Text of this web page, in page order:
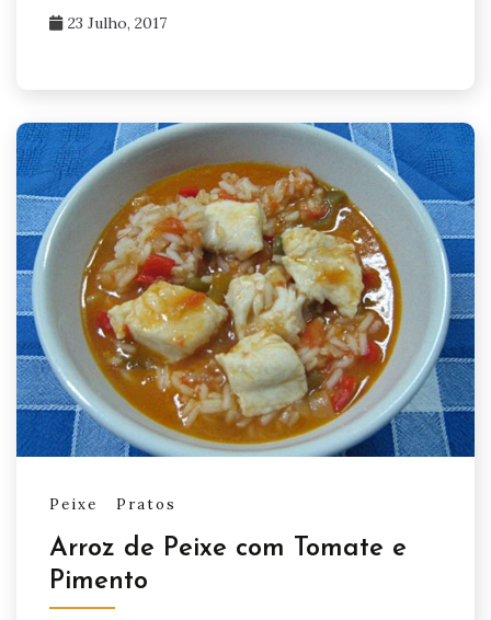
23 Julho, 2017
Peixe Pratos
Arroz de Peixe com Tomate e
Pimento